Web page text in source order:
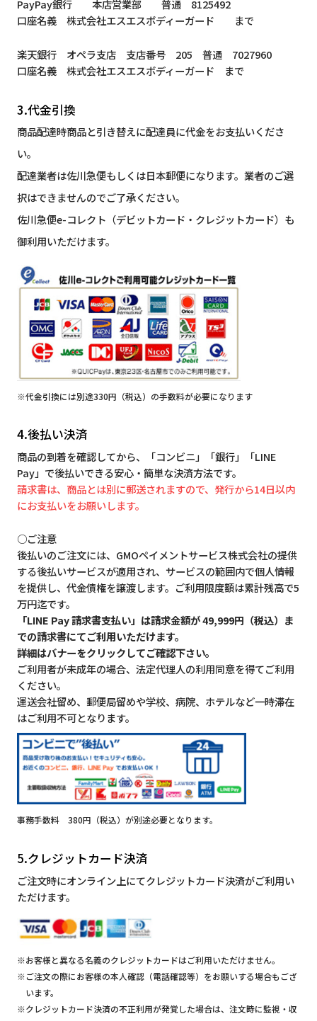
PayPay銀行 本店営業部 普通 8125492
口座名義 株式会社エスエスボディーガード まで
楽天銀行 オペラ支店 支店番号 205 普通 7027960
口座名義 株式会社エスエスボディーガード まで
3.代金引換
商品配達時商品と引き替えに配達員に代金をお支払いくださ
い。
配達業者は佐川急便もしくは日本郵便になります。業者のご選
択はできませんのでご了承ください。
佐川急便e-コレクト（デビットカード・クレジットカード）も
御利用いただけます。
※代金引換には別途330円（税込）の手数料が必要になります
4.後払い決済
商品の到着を確認してから、「コンビニ」「銀行」「LINE
Pay」で後払いできる安心・簡単な決済方法です。
請求書は、商品とは別に郵送されますので、発行から14日以内
にお支払いをお願いします。
○ご注意
後払いのご注文には、GMOペイメントサービス株式会社の提供
する後払いサービスが適用され、サービスの範囲内で個人情報
を提供し、代金債権を譲渡します。ご利用限度額は累計残高で5
万円迄です。
「LINE Pay 請求書支払い」は請求金額が 49,999円（税込）ま
での請求書にてご利用いただけます。
詳細はバナーをクリックしてご確認下さい。
ご利用者が未成年の場合、法定代理人の利用同意を得てご利用
ください。
運送会社留め、郵便局留めや学校、病院、ホテルなど一時滞在
はご利用不可となります。
事務手数料 380円（税込）が別途必要となります。
5.クレジットカード決済
ご注文時にオンライン上にてクレジットカード決済がご利用い
ただけます。
※お客様と異なる名義のクレジットカードはご利用いただけません。
※ご注文の際にお客様の本人確認（電話確認等）をお願いする場合もござ
います。
※クレジットカード決済の不正利用が発覚した場合は、注文時に監視・収